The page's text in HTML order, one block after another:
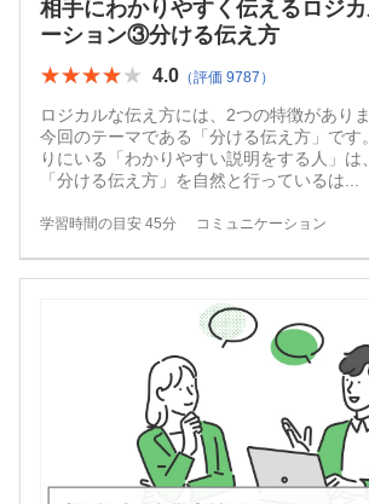
相手にわかりやすく伝えるロジ
ーション③分ける伝え方
★★★★★
★★★★★ 4.0 （評価 9787）
ロジカルな伝え方には、2つの特徴があり
今回のテーマである「分ける伝え方」です
りにいる「わかりやすい説明をする人」は
「分ける伝え方」を自然と行っているは
学習時間の目安 45分 コミュニケーション